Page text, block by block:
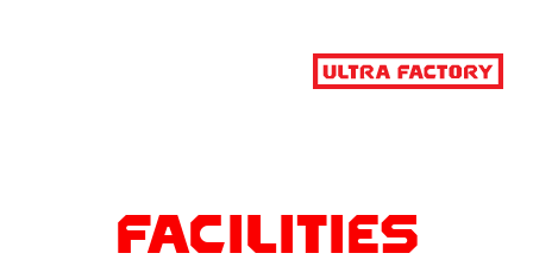
FACILITIES